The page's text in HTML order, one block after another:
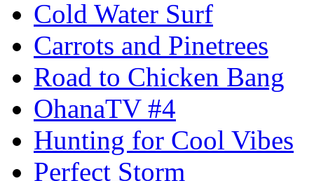
Cold Water Surf
Carrots and Pinetrees
Road to Chicken Bang
OhanaTV #4
Hunting for Cool Vibes
Perfect Storm